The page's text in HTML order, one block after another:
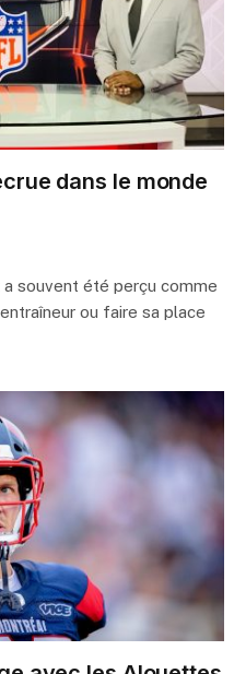
dans le monde
a souvent été perçu comme
ou faire sa place